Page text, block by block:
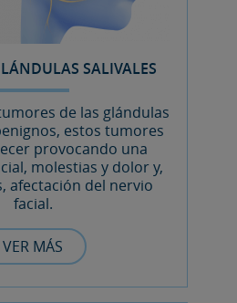
SALIVALES
de las glándulas
estos tumores
provocando una
molestias y dolor y,
afectación del nervio
facial.
VER MÁS